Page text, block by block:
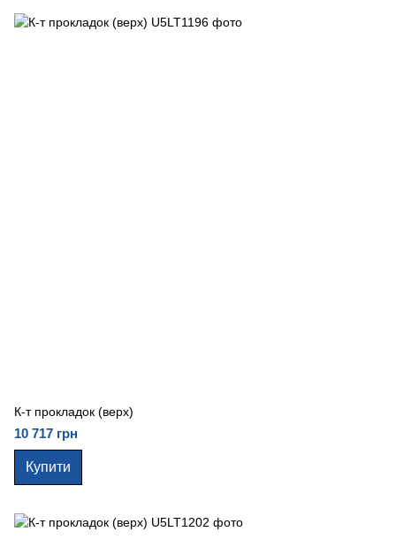
К-т прокладок (верх)
10 717 грн
Купити